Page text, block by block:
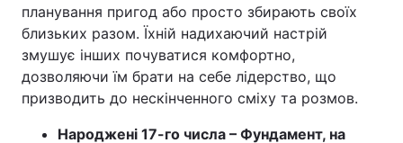
планування пригод або просто збирають своїх
близьких разом. Їхній надихаючий настрій
змушує інших почуватися комфортно,
дозволяючи їм брати на себе лідерство, що
призводить до нескінченного сміху та розмов.
Народжені 17-го числа – Фундамент, на